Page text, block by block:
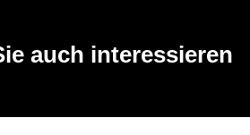
auch interessieren